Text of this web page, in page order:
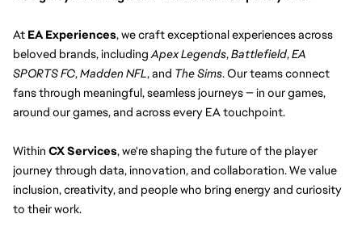
At EA Experiences, we craft exceptional experiences across
beloved brands, including Apex Legends, Battlefield, EA
SPORTS FC, Madden NFL, and The Sims. Our teams connect
fans through meaningful, seamless journeys — in our games,
around our games, and across every EA touchpoint.
Within CX Services, we're shaping the future of the player
journey through data, innovation, and collaboration. We value
inclusion, creativity, and people who bring energy and curiosity
to their work.